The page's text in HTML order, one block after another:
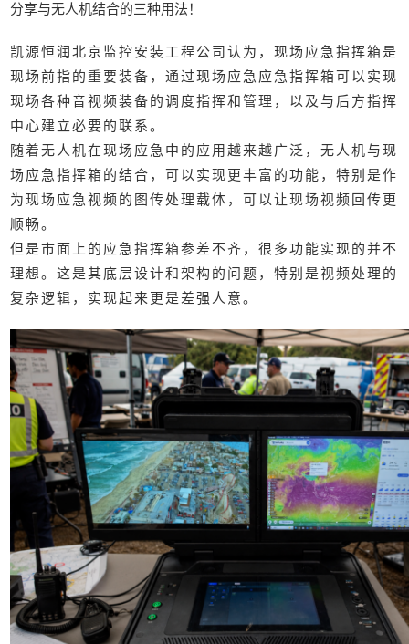
分享与无人机结合的三种用法！
凯源恒润北京监控安装工程公司认为，现场应急指挥箱是
现场前指的重要装备，通过现场应急应急指挥箱可以实现
现场各种音视频装备的调度指挥和管理，以及与后方指挥
中心建立必要的联系。
随着无人机在现场应急中的应用越来越广泛，无人机与现
场应急指挥箱的结合，可以实现更丰富的功能，特别是作
为现场应急视频的图传处理载体，可以让现场视频回传更
顺畅。
但是市面上的应急指挥箱参差不齐，很多功能实现的并不
理想。这是其底层设计和架构的问题，特别是视频处理的
复杂逻辑，实现起来更是差强人意。